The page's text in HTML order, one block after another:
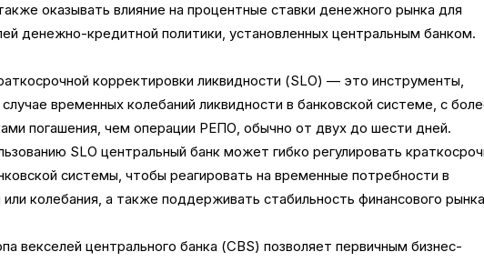
оказывать влияние на процентные ставки денежного рынка для
денежно-кредитной политики, установленных центральным банком.
корректировки ликвидности (SLO) — это инструменты,
временных колебаний ликвидности в банковской системе, с
погашения, чем операции РЕПО, обычно от двух до шести дней.
SLO центральный банк может гибко регулировать
системы, чтобы реагировать на временные потребности в
или колебания, а также поддерживать стабильность финансового
векселей центрального банка (CBS) позволяет первичным бизнес-